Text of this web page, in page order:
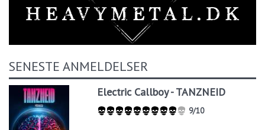
SENESTE ANMELDELSER
Electric Callboy - TANZNEID
9/10